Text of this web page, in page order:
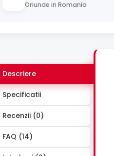
Oriunde in Romania
Descriere
Specificatii
Recenzii (0)
FAQ (14)